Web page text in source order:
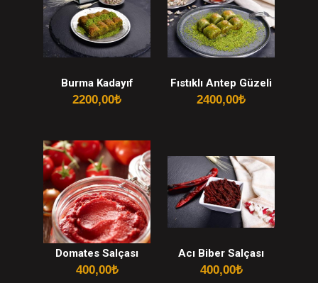
Burma Kadayıf
2200,00₺
Fıstıklı Antep Güzeli
2400,00₺
Domates Salçası
400,00₺
Acı Biber Salçası
400,00₺